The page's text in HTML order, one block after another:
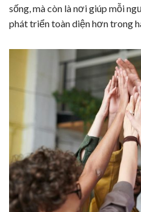
sống, mà còn là nơi giúp mỗi
phát triển toàn diện hơn trong